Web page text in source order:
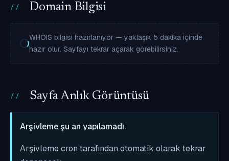
Domain Bilgisi
WHOIS bilgisi hazırlanıyor — yaklaşık 5 dakika içinde
hazır olur. Sayfayı tekrar açarak görebilirsiniz.
Sayfa Anlık Görüntüsü
Arşivleme şu an yapılamadı.
Arşivleme cron tarafından otomatik olarak tekrar